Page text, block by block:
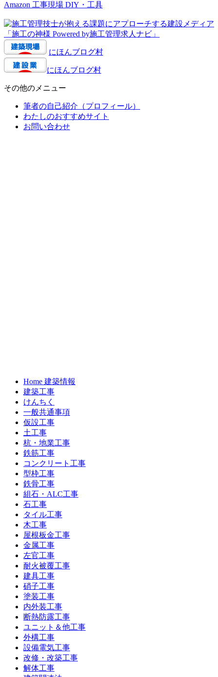
Amazon 工事現場 DIY・工具
にほんブログ村
にほんブログ村
その他のメニュー
筆者の自己紹介（プロフィール）
わたしのおすすめサイト
お問い合わせ
Home 建築情報
建築工事
けんちく
一般共通事項
仮設工事
土工事
杭・地業工事
鉄筋工事
コンクリート工事
型枠工事
鉄骨工事
組石・ALC工事
石工事
タイル工事
木工事
屋根板金工事
金属工事
左官工事
耐火被覆工事
建具工事
硝子工事
塗装工事
内外装工事
断熱防露工事
ユニット＆他工事
外構工事
設備電気工事
改修・改築工事
解体工事